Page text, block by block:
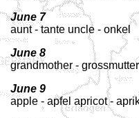
June 7
aunt - tante uncle - onkel
June 8
grandmother -
June 9
apple - apfel apricot -